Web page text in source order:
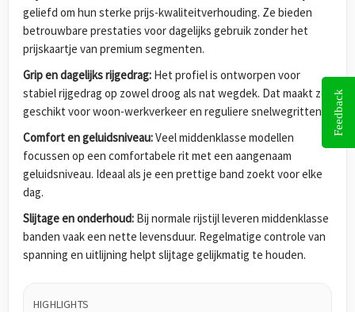
geliefd om hun sterke prijs-kwaliteitverhouding. Ze bieden
betrouwbare prestaties voor dagelijks gebruik zonder het
prijskaartje van premium segmenten.
Grip en dagelijks rijgedrag: Het profiel is ontworpen voor
stabiel rijgedrag op zowel droog als nat wegdek. Dat maakt ze
geschikt voor woon-werkverkeer en reguliere snelwegritten.
Comfort en geluidsniveau:Veel middenklasse modellen
focussen op een comfortabele rit met een aangenaam
geluidsniveau. Ideaal als je een prettige band zoekt voor elke
dag.
Slijtage en onderhoud: Bij normale rijstijl leveren middenklasse
banden vaak een nette levensduur. Regelmatige controle van
spanning en uitlijning helpt slijtage gelijkmatig te houden.
HIGHLIGHTS
Feedback